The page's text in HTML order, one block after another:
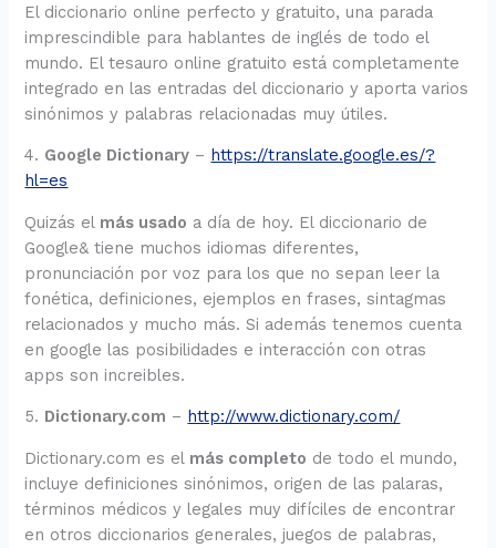
El diccionario online perfecto y gratuito, una parada
imprescindible para hablantes de inglés de todo el
mundo. El tesauro online gratuito está completamente
integrado en las entradas del diccionario y aporta varios
sinónimos y palabras relacionadas muy útiles.
4. Google Dictionary – https://translate.google.es/?
hl=es
Quizás el más usado a día de hoy. El diccionario de
Google& tiene muchos idiomas diferentes,
pronunciación por voz para los que no sepan leer la
fonética, definiciones, ejemplos en frases, sintagmas
relacionados y mucho más. Si además tenemos cuenta
en google las posibilidades e interacción con otras
apps son increibles.
5. Dictionary.com – http://www.dictionary.com/
Dictionary.com es el más completo de todo el mundo,
incluye definiciones sinónimos, origen de las palaras,
términos médicos y legales muy difíciles de encontrar
en otros diccionarios generales, juegos de palabras,